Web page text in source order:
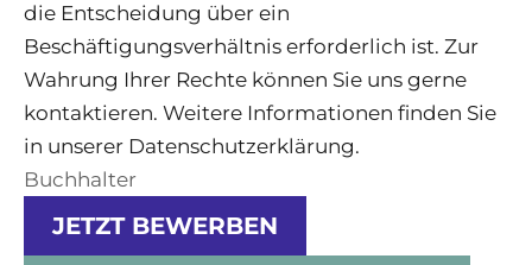
die Entscheidung über ein
Beschäftigungsverhältnis erforderlich ist. Zur
Wahrung Ihrer Rechte können Sie uns gerne
kontaktieren. Weitere Informationen finden Sie
in unserer Datenschutzerklärung.
Buchhalter
JETZT BEWERBEN